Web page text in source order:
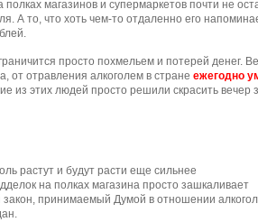
полках магазинов и супермаркетов почти не
А то, что хоть чем-то отдаленно его
просто похмельем и потерей денег.
от отравления алкоголем в стране ежегодно
из этих людей просто решили скрасить вечер
растут и будут расти еще сильнее
на полках магазина просто зашкаливает
принимаемый Думой в отношении